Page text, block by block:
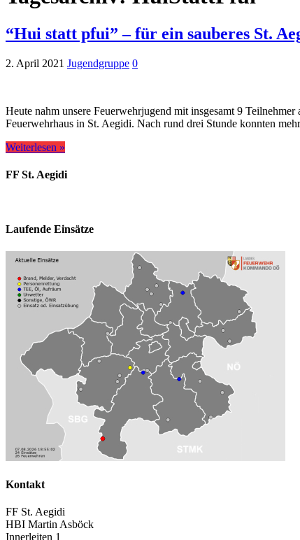
“Hui statt pfui” – für ein sauberes St.
2. April 2021 Jugendgruppe 0
Heute nahm unsere Feuerwehrjugend mit insgesamt 9
Feuerwehrhaus in St. Aegidi. Nach rund drei Stunde konnten
Weiterlesen »
FF St. Aegidi
Laufende Einsätze
Kontakt
FF St. Aegidi
HBI Martin Asböck
Innerleiten 1